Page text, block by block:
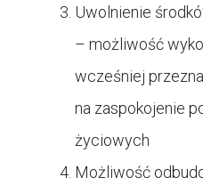
Uwolnienie
– możliwość
wcześniej
na zaspokojenie
życiowych
Możliwość